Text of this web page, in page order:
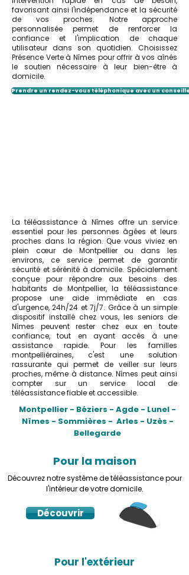
favorisant ainsi l'indépendance et la sécurité
de vos proches. Notre approche
personnalisée permet de renforcer la
confiance et l'implication de chaque
utilisateur dans son quotidien. Choisissez
Présence Verte à Nîmes pour offrir à vos aînés
le soutien nécessaire à leur bien-être à
domicile.
Prendre un rendez-vous téléphonique avec un conseiller
La téléassistance à Nîmes offre un service
essentiel pour les personnes âgées et leurs
proches dans la région. Que vous viviez en
plein cœur de Montpellier ou dans les
environs, ce service permet de garantir
sécurité et sérénité à domicile. Spécialement
conçue pour répondre aux besoins des
habitants de Montpellier, la téléassistance
propose une aide immédiate en cas
d'urgence, 24h/24 et 7j/7. Grâce à un simple
dispositif installé chez vous, les seniors de
Nîmes peuvent rester chez eux en toute
confiance, tout en ayant accès à une
assistance rapide. Pour les familles
montpelliéraines, c'est une solution
rassurante qui permet de veiller sur leurs
proches, même à distance. Nîmes peut ainsi
compter sur un service local de
téléassistance fiable et accessible.
Montpellier - Béziers - Agde - Lunel -
Nîmes - Sommières - Arles - Uzès -
Bellegarde
Pour la maison
Découvrez notre système de téléassistance pour
l'intérieur de votre domicile.
Découvrir
Pour l'extérieur